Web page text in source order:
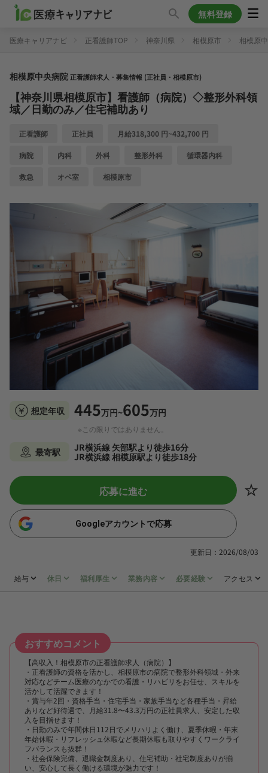
無料登録
医療キャリアナビ 正看護師TOP 神奈川県 相模原市 相模原
相模原中央病院正看護師求人・募集情報 (正社員・相模原市)
【神奈川県相模原市】看護師（病院）◇整形外科領
域／日勤のみ／住宅補助あり
正看護師 正社員 月給318,300 円~432,700 円
病院 内科 外科 整形外科 循環器内科
救急 オペ室 相模原市
想定年収 445万円~605万円
※この限りではありません。
最寄駅
JR横浜線 矢部駅より徒歩16分
JR横浜線 相模原駅より徒歩18分
応募に進む
Googleアカウントで応募
更新日：2026/08/03
給与 休日 福利厚生 業務内容 必要経験 アクセス
おすすめコメント
【高収入！相模原市の正看護師求人（病院）】
・正看護師の資格を活かし、相模原市の病院で整形外科領域・外来
対応などチーム医療のなかでの看護・リハビリをお任せ、スキルを
活かして活躍できます！
・賞与年2回・資格手当・住宅手当・家族手当など各種手当・昇給
ありなど好待遇で、月給31.8〜43.3万円の正社員求人、安定した収
入を目指せます！
・日勤のみで年間休日112日でメリハリよく働け、夏季休暇・年末
年始休暇・リフレッシュ休暇など長期休暇も取りやすくワークライ
フバランスも抜群！
・社会保険完備、退職金制度あり、住宅補助・社宅制度ありが揃
い、安心して長く働ける環境が魅力です！